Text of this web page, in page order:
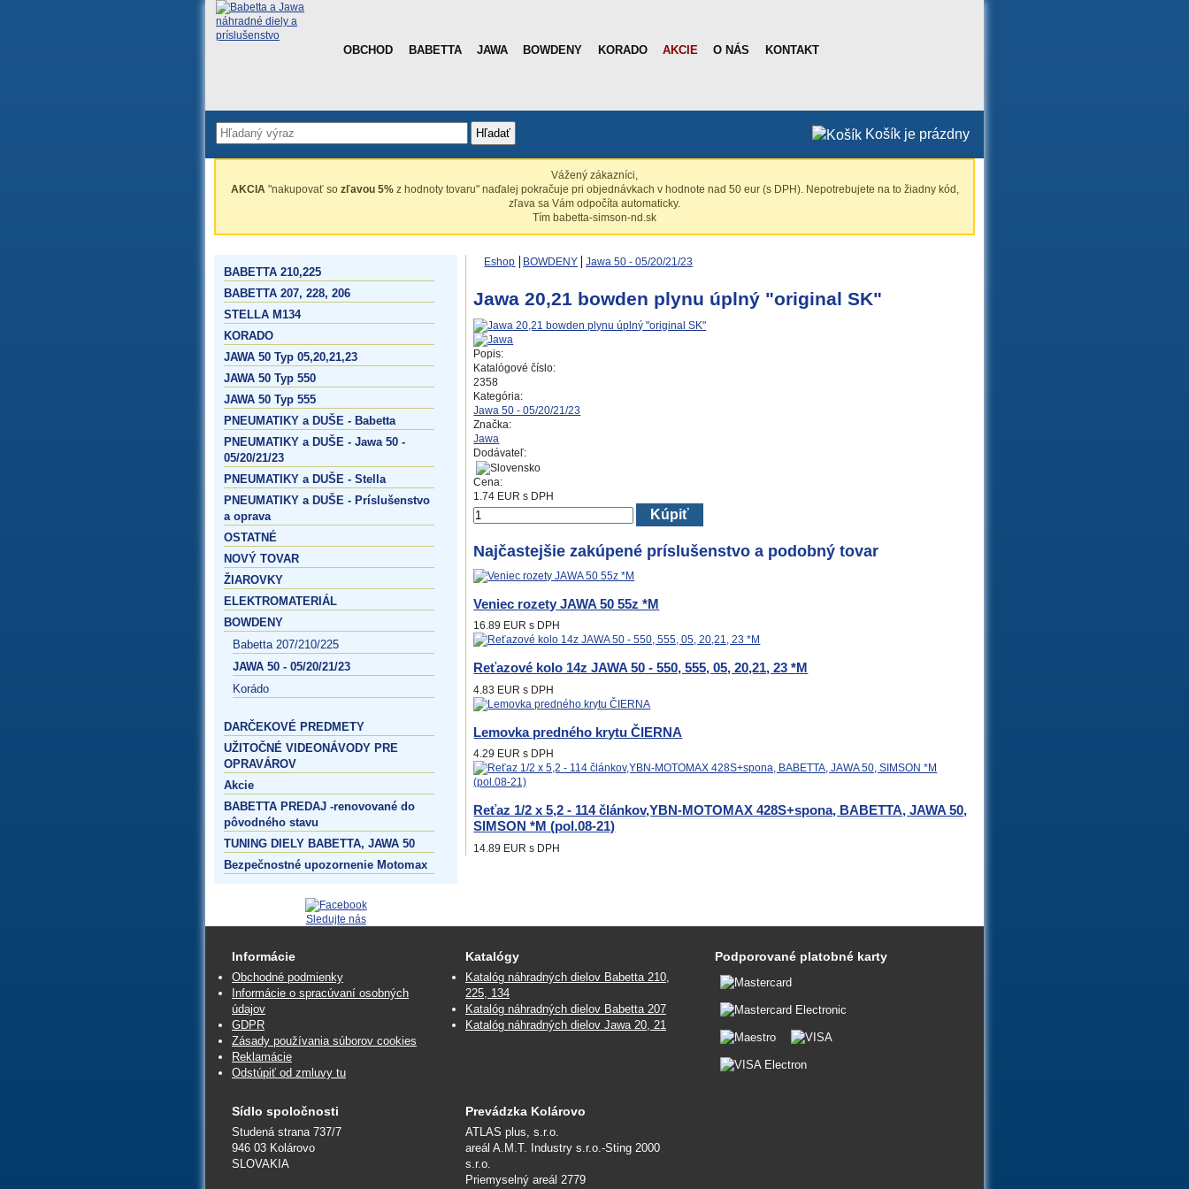
OBCHOD BABETTA JAWA BOWDENY KORADO AKCIE O NÁS KONTAKT
Hľadať Košík je prázdny
Vážený zákazníci,
AKCIA"nakupovať so zľavou 5%z hodnoty tovaru" naďalej pokračuje pri objednávkach v hodnote nad 50 eur (s DPH). Nepotrebujete na to žiadny kód,
zľava sa Vám odpočíta automaticky.
Tím babetta-simson-nd.sk
BABETTA 210,225
BABETTA 207, 228, 206
STELLA M134
KORADO
JAWA 50 Typ 05,20,21,23
JAWA 50 Typ 550
JAWA 50 Typ 555
PNEUMATIKY a DUŠE - Babetta
PNEUMATIKY a DUŠE - Jawa 50 -
05/20/21/23
PNEUMATIKY a DUŠE - Stella
PNEUMATIKY a DUŠE - Príslušenstvo
a oprava
OSTATNÉ
NOVÝ TOVAR
ŽIAROVKY
ELEKTROMATERIÁL
BOWDENY
Babetta 207/210/225
JAWA 50 - 05/20/21/23
Korádo
DARČEKOVÉ PREDMETY
UŽITOČNÉ VIDEONÁVODY PRE
OPRAVÁROV
Akcie
BABETTA PREDAJ -renovované do
pôvodného stavu
TUNING DIELY BABETTA, JAWA 50
Bezpečnostné upozornenie Motomax
Sledujte nás
Eshop BOWDENY Jawa 50 - 05/20/21/23
Jawa 20,21 bowden plynu úplný "original SK"
Popis:
Katalógové číslo:
2358
Kategória:
Jawa 50 - 05/20/21/23
Značka:
Jawa
Dodávateľ:
Cena:
1.74 EUR s DPH
Kúpiť
Najčastejšie zakúpené príslušenstvo a podobný tovar
Veniec rozety JAWA 50 55z *M
16.89 EUR s DPH
Reťazové kolo 14z JAWA 50 - 550, 555, 05, 20,21, 23 *M
4.83 EUR s DPH
Lemovka predného krytu ČIERNA
4.29 EUR s DPH
Reťaz 1/2 x 5,2 - 114 článkov,YBN-MOTOMAX 428S+spona, BABETTA, JAWA 50,
SIMSON *M (pol.08-21)
14.89 EUR s DPH
Informácie
Obchodné podmienky
Informácie o spracúvaní osobných
údajov
GDPR
Zásady používania súborov cookies
Reklamácie
Odstúpiť od zmluvy tu
Katalógy
Katalóg náhradných dielov Babetta 210,
225, 134
Katalóg náhradných dielov Babetta 207
Katalóg náhradných dielov Jawa 20, 21
Podporované platobné karty
Sídlo spoločnosti
Studená strana 737/7
946 03 Kolárovo
SLOVAKIA
Prevádzka Kolárovo
ATLAS plus, s.r.o.
areál A.M.T. Industry s.r.o.-Sting 2000
s.r.o.
Priemyselný areál 2779